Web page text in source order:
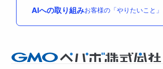
AIへの取り組みお客様の「やりたいこと